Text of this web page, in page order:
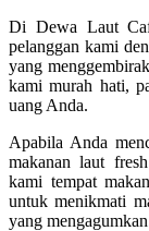
Di Dewa Laut
pelanggan kami
yang
kami murah hati,
uang Anda.
Apabila Anda
makanan laut
kami tempat
untuk menikmati
yang